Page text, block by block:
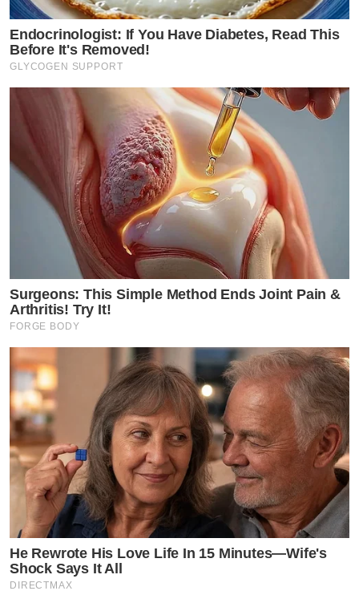
Endocrinologist: If You Have Diabetes, Read This
Before It's Removed!
GLYCOGEN SUPPORT
Surgeons: This Simple Method Ends Joint Pain &
Arthritis! Try It!
FORGE BODY
He Rewrote His Love Life In 15 Minutes—Wife's
Shock Says It All
DIRECTMAX